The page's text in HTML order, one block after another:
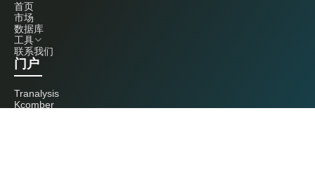
首页
市场
数据库
工具
联系我们
门户
Tranalysis
Kcomber